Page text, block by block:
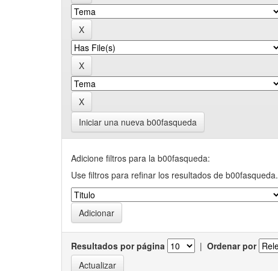
Iniciar una nueva b00fasqueda
Adicione filtros para la b00fasqueda:
Use filtros para refinar los resultados de b00fasqueda.
Resultados por página | Ordenar por